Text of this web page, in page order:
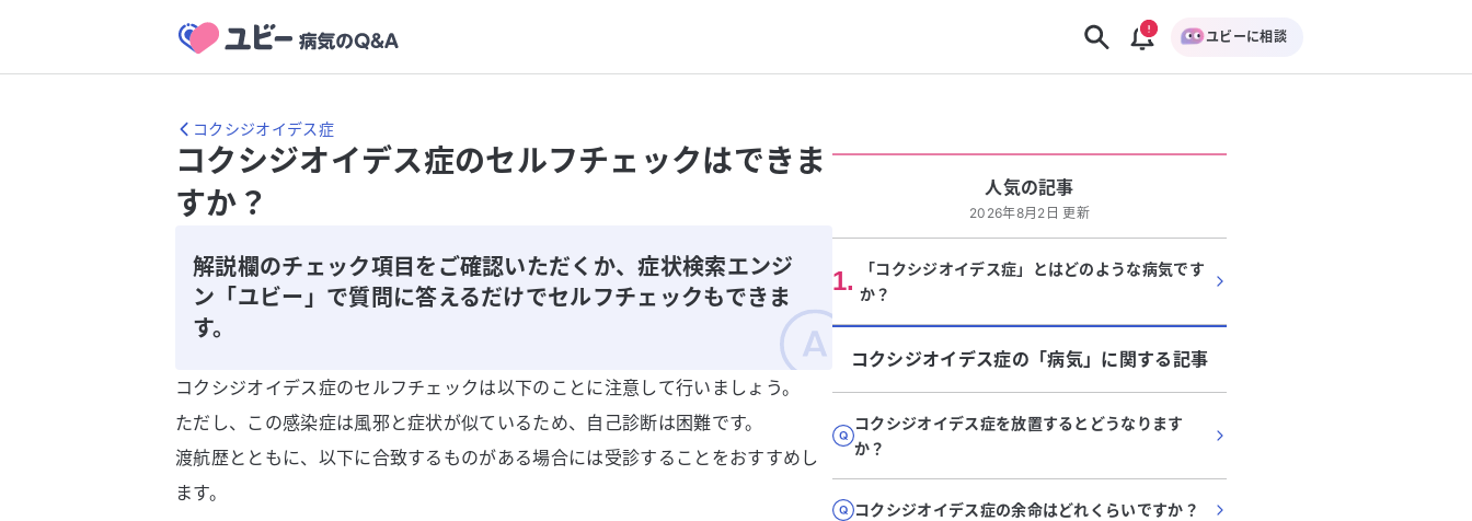
ユビーに相談
コクシジオイデス症
コクシジオイデス症のセルフチェックはできま
すか？
解説欄のチェック項目をご確認いただくか、症状検索エンジ
ン「ユビー」で質問に答えるだけでセルフチェックもできま
す。
コクシジオイデス症のセルフチェックは以下のことに注意して行いましょう。
ただし、この感染症は風邪と症状が似ているため、自己診断は困難です。
渡航歴とともに、以下に合致するものがある場合には受診することをおすすめし
ます。
人気の記事
2026年8月2日 更新
1.
「コクシジオイデス症」とはどのような病気です
か？
コクシジオイデス症の「病気」に関する記事
コクシジオイデス症を放置するとどうなります
か？
コクシジオイデス症の余命はどれくらいですか？